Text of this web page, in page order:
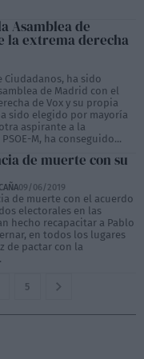
Asamblea de
la extrema derecha
ha sido
de Madrid con el
de Vox y su propia
sido elegido por mayoría
aspirante a la
M, ha conseguido...
de muerte con su
09/06/2019
de muerte con el acuerdo
electorales en las
hecho recapacitar a Pablo
en todos los lugares
de pactar con la
5